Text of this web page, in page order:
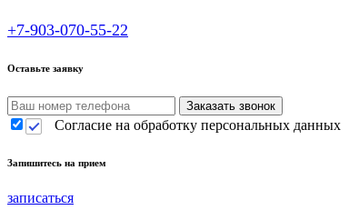
+7-903-070-55-22
Оставьте заявку
Согласие на обработку персональных данных
Запишитесь на прием
записаться